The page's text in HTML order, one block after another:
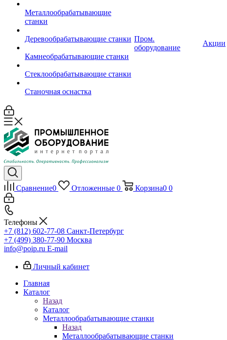
Металлообрабатывающие
станки
Деревообрабатывающие станки
Камнеобрабатывающие станки
Стеклообрабатывающие станки
Станочная оснастка
Пром.
оборудование
Акции
Сравнение0 Отложенные 0 Корзина0 0
Телефоны
+7 (812) 602-77-08 Санкт-Петербург
+7 (499) 380-77-90 Москва
info@poip.ru E-mail
Личный кабинет
Главная
Каталог
Назад
Каталог
Металлообрабатывающие станки
Назад
Металлообрабатывающие станки